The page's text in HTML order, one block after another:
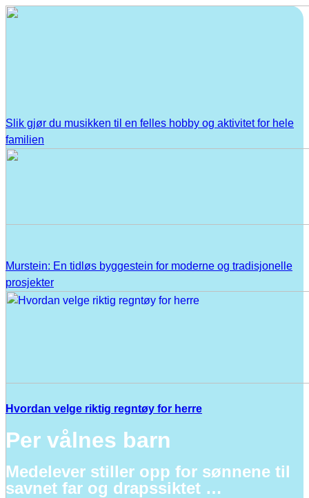
Slik gjør du musikken til en felles hobby og aktivitet for hele
familien
Murstein: En tidløs byggestein for moderne og tradisjonelle
prosjekter
Hvordan velge riktig regntøy for herre
Per vålnes barn
Medelever stiller opp for sønnene til
savnet far og drapssiktet …